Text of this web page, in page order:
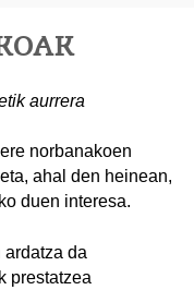
aurrera
norbanakoen
ahal den heinean,
duen interesa.
ardatza da
prestatzea